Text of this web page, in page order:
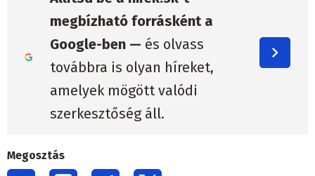
megbízható forrásként a
Google-ben — és olvass
továbbra is olyan híreket,
amelyek mögött valódi
szerkesztőség áll.
Megosztás